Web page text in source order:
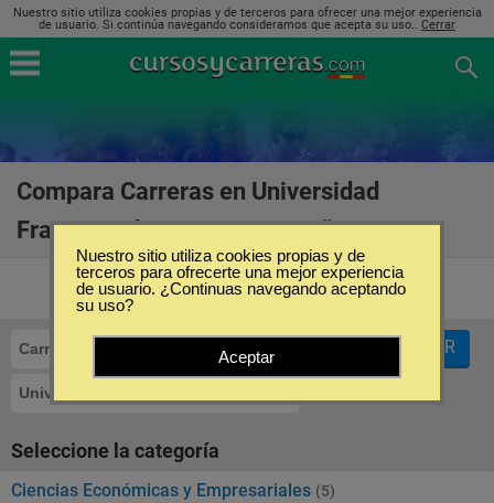
Nuestro sitio utiliza cookies propias y de terceros para ofrecer una mejor experiencia
de usuario. Si continúa navegando consideramos que acepta su uso.. Cerrar
Compara Carreras en Universidad
Francisco de Vitoria en España
Carreras
Universidad Francisco de Vitoria
FILTRAR
Seleccione la categoría
Ciencias Económicas y Empresariales (5)
Nuestro sitio utiliza cookies propias y de
terceros para ofrecerte una mejor experiencia
de usuario. ¿Continuas navegando aceptando
su uso?
Aceptar